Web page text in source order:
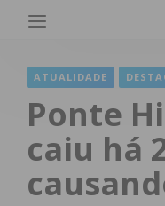
ATUALIDADE
Ponte
caiu há